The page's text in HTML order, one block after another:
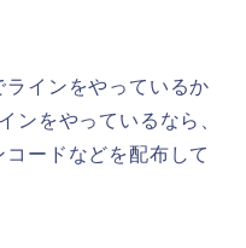
インをやっているか
ンをやっているなら、
ードなどを配布して